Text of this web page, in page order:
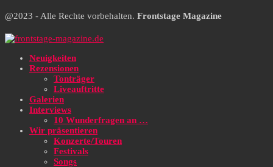
@2023 - Alle Rechte vorbehalten. Frontstage Magazine
Neuigkeiten
Rezensionen
Tonträger
Liveauftritte
Galerien
Interviews
10 Wunderfragen an …
Wir präsentieren
Konzerte/Touren
Festivals
Songs